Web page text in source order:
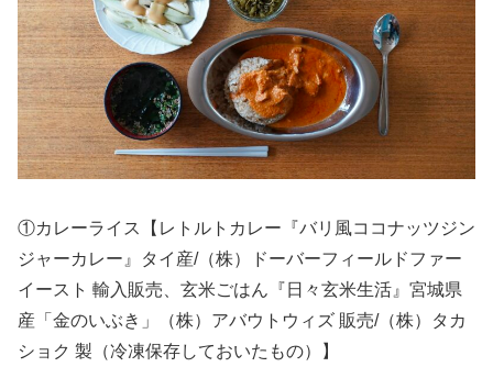
①カレーライス【レトルトカレー『バリ風ココナッツジン
ジャーカレー』タイ産/（株）ドーバーフィールドファー
イースト 輸入販売、玄米ごはん『日々玄米生活』宮城県
産「金のいぶき」（株）アバウトウィズ 販売/（株）タカ
ショク 製（冷凍保存しておいたもの）】